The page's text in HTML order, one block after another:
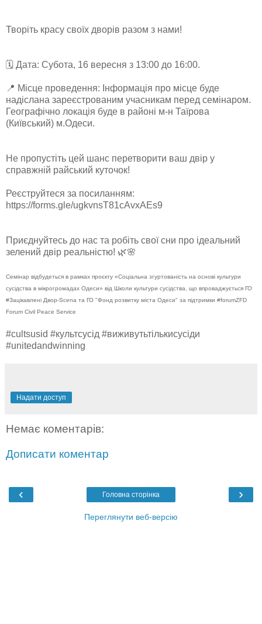
Творіть красу своїх дворів разом з нами!
🗓️ Дата: Субота, 16 вересня з 13:00 до 16:00.
📍 Місце проведення: Інформація про місце буде
надіслана зареєстрованим учасникам перед семінаром.
Географічно локація буде в районі м-н Таїрова
(Київський) м.Одеси.
Не пропустіть цей шанс перетворити ваш двір у
справжній райський куточок!
Реєструйтеся за посиланням:
https://forms.gle/ugkvnsT81cAvxAEs9
Приєднуйтесь до нас та робіть свої сни про ідеальний
зелений двір реальністю! 🌿🌸
Семінар відбудеться в рамках проєкту «Соціальна згуртованість на основі культури
сусідства в мікрогромадах Одеси» від Школи культури сусідства, що впроваджується ГО
#Зацікавлені Двор-Scena та ГО "Фонд розвитку міста Одеси" за підтримки #forumZFD
Forum Civil Peace Service
#cultsusid #культсусід #виживутьтількисусіди
#unitedandwinning
Надати доступ
Немає коментарів:
Дописати коментар
‹ ›
Головна сторінка
Переглянути веб-версію